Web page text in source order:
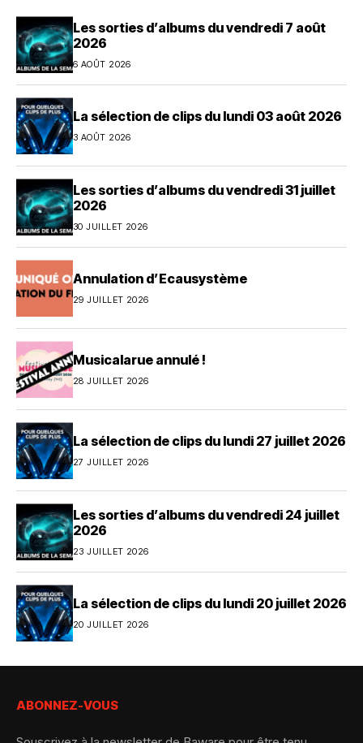
Les sorties d’albums du vendredi 7 août
2026
6 AOÛT 2026
La sélection de clips du lundi 03 août 2026
3 AOÛT 2026
Les sorties d’albums du vendredi 31 juillet
2026
30 JUILLET 2026
Annulation d’Ecausystème
29 JUILLET 2026
Musicalarue annulé !
28 JUILLET 2026
La sélection de clips du lundi 27 juillet 2026
27 JUILLET 2026
Les sorties d’albums du vendredi 24 juillet
2026
23 JUILLET 2026
La sélection de clips du lundi 20 juillet 2026
20 JUILLET 2026
ABONNEZ-VOUS